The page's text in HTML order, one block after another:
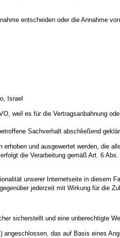
entscheiden oder die Annahme
Israel
weil es für die Vertragsanbahnung
Sachverhalt abschließend
und ausgewertet werden, die
die Verarbeitung gemäß Art. 6
unserer Internetseite in diesem
jederzeit mit Wirkung für die
sicherstellt und eine unberechtigte
das auf Basis eines